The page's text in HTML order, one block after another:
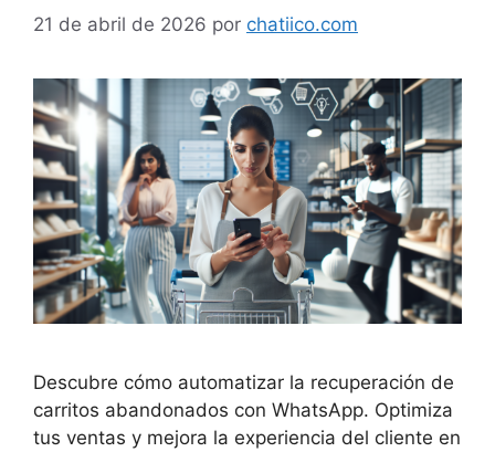
21 de abril de 2026 por chatiico.com
Descubre cómo automatizar la recuperación de
carritos abandonados con WhatsApp. Optimiza
tus ventas y mejora la experiencia del cliente en